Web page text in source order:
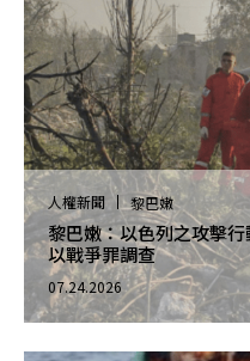
人權新聞 黎巴嫩
黎巴嫩：以色列之攻擊
以戰爭罪調查
07.24.2026